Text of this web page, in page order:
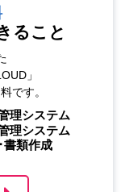
ること
」
です。
理システム
理システム
書類作成